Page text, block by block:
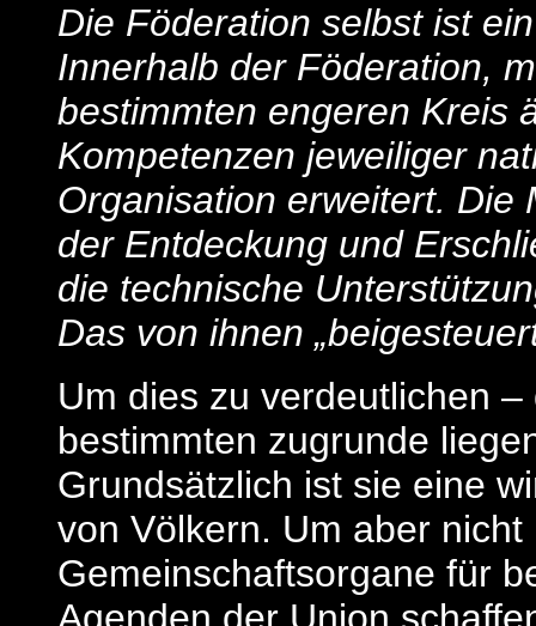
Die Föderation selbst ist
Innerhalb der Föderation,
bestimmten engeren Kreis
Kompetenzen jeweiliger
Organisation erweitert. Die
der Entdeckung und
die technische
Das von ihnen
Um dies zu verdeutlichen
bestimmten zugrunde
Grundsätzlich ist sie eine
von Völkern. Um aber
Gemeinschaftsorgane für